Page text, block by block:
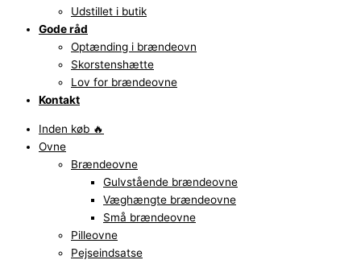
Udstillet i butik
Gode råd
Optænding i brændeovn
Skorstenshætte
Lov for brændeovne
Kontakt
Inden køb 🔥
Ovne
Brændeovne
Gulvstående brændeovne
Væghængte brændeovne
Små brændeovne
Pilleovne
Pejseindsatse